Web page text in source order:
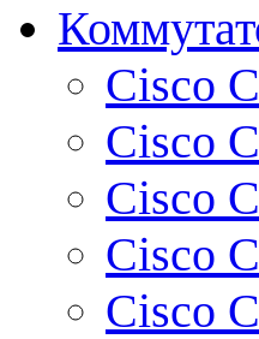
Cisco
Cisco
Cisco
Cisco
Cisco